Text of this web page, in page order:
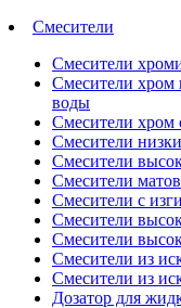
Смесители
Смесители
Смесители хром
воды
Смесители хром
Смесители
Смесители
Смесители
Смесители с
Смесители
Смесители
Смесители из
Смесители из
Дозатор для